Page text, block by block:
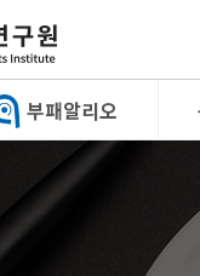
부패알리오